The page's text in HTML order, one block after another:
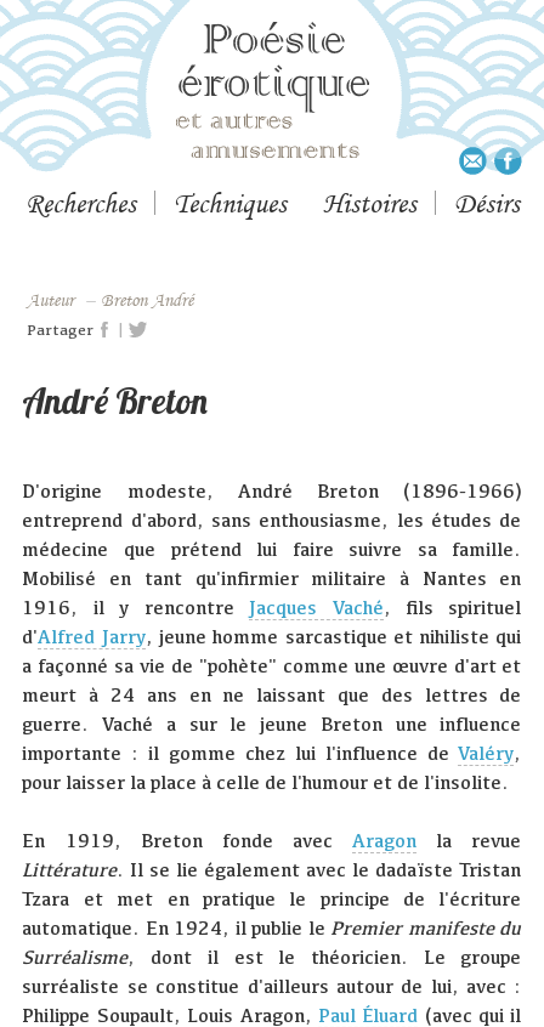
Recherches Techniques Histoires Désirs
Auteur – Breton André
Partager |
André Breton
D'origine modeste, André Breton (1896-1966)
entreprend d'abord, sans enthousiasme, les études de
médecine que prétend lui faire suivre sa famille.
Mobilisé en tant qu'infirmier militaire à Nantes en
1916, il y rencontreJacques Vaché, fils spirituel
d'Alfred Jarry, jeune homme sarcastique et nihiliste qui
a façonné sa vie de "pohète" comme une œuvre d'art et
meurt à 24 ans en ne laissant que des lettres de
guerre. Vaché a sur le jeune Breton une influence
importante : il gomme chez lui l'influence deValéry,
pour laisser la place à celle de l'humour et de l'insolite.
En 1919, Breton fonde avec Aragon la revue
Littérature. Il se lie également avec le dadaïste Tristan
Tzara et met en pratique le principe de l'écriture
automatique. En 1924, il publie le Premier manifeste du
Surréalisme, dont il est le théoricien. Le groupe
surréaliste se constitue d'ailleurs autour de lui, avec :
Philippe Soupault, Louis Aragon, Paul Éluard (avec qui il